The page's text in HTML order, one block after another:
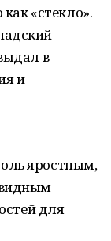
«стекло».
в
и
яростным,
для